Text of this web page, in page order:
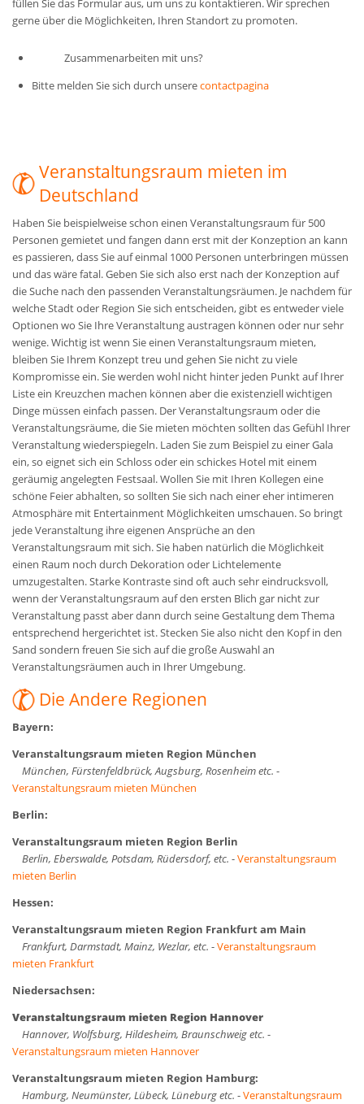
füllen Sie das Formular aus, um uns zu kontaktieren. Wir sprechen
gerne über die Möglichkeiten, Ihren Standort zu promoten.
Zusammenarbeiten mit uns?
Bitte melden Sie sich durch unserecontactpagina
Veranstaltungsraum mieten im
Deutschland
Haben Sie beispielweise schon einen Veranstaltungsraum für 500
Personen gemietet und fangen dann erst mit der Konzeption an kann
es passieren, dass Sie auf einmal 1000 Personen unterbringen müssen
und das wäre fatal. Geben Sie sich also erst nach der Konzeption auf
die Suche nach den passenden Veranstaltungsräumen. Je nachdem für
welche Stadt oder Region Sie sich entscheiden, gibt es entweder viele
Optionen wo Sie Ihre Veranstaltung austragen können oder nur sehr
wenige. Wichtig ist wenn Sie einen Veranstaltungsraum mieten,
bleiben Sie Ihrem Konzept treu und gehen Sie nicht zu viele
Kompromisse ein. Sie werden wohl nicht hinter jeden Punkt auf Ihrer
Liste ein Kreuzchen machen können aber die existenziell wichtigen
Dinge müssen einfach passen. Der Veranstaltungsraum oder die
Veranstaltungsräume, die Sie mieten möchten sollten das Gefühl Ihrer
Veranstaltung wiederspiegeln. Laden Sie zum Beispiel zu einer Gala
ein, so eignet sich ein Schloss oder ein schickes Hotel mit einem
geräumig angelegten Festsaal. Wollen Sie mit Ihren Kollegen eine
schöne Feier abhalten, so sollten Sie sich nach einer eher intimeren
Atmosphäre mit Entertainment Möglichkeiten umschauen. So bringt
jede Veranstaltung ihre eigenen Ansprüche an den
Veranstaltungsraum mit sich. Sie haben natürlich die Möglichkeit
einen Raum noch durch Dekoration oder Lichtelemente
umzugestalten. Starke Kontraste sind oft auch sehr eindrucksvoll,
wenn der Veranstaltungsraum auf den ersten Blich gar nicht zur
Veranstaltung passt aber dann durch seine Gestaltung dem Thema
entsprechend hergerichtet ist. Stecken Sie also nicht den Kopf in den
Sand sondern freuen Sie sich auf die große Auswahl an
Veranstaltungsräumen auch in Ihrer Umgebung.
Die Andere Regionen
Bayern:
Veranstaltungsraum mieten Region München
München, Fürstenfeldbrück, Augsburg, Rosenheim etc. -
Veranstaltungsraum mieten München
Berlin:
Veranstaltungsraum mieten Region Berlin
Berlin, Eberswalde, Potsdam, Rüdersdorf, etc. -Veranstaltungsraum
mieten Berlin
Hessen:
Veranstaltungsraum mieten Region Frankfurt am Main
Frankfurt, Darmstadt, Mainz, Wezlar, etc. -Veranstaltungsraum
mieten Frankfurt
Niedersachsen:
Veranstaltungsraum mieten Region Hannover
Hannover, Wolfsburg, Hildesheim, Braunschweig etc. -
Veranstaltungsraum mieten Hannover
Veranstaltungsraum mieten Region Hamburg:
Hamburg, Neumünster, Lübeck, Lüneburg etc. -Veranstaltungsraum